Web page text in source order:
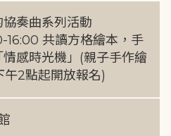
協奏曲系列活動
16:00 共讀方格繪本，手
感時光機」(親子手作繪
午2點起開放報名)